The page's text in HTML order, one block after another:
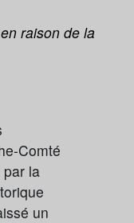
raison de la
Comté
par la
un